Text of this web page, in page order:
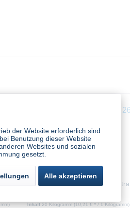
Edelstahl Sprühbeize VA 26 Extra
Inhalt20 Kilogramm (10,21 € * / 1 Kilogramm)
der Website erforderlich sind
Benutzung dieser Website
Websites und sozialen
gesetzt.
Alle akzeptieren